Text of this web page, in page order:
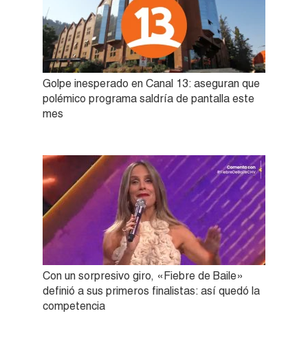
Golpe inesperado en Canal 13: aseguran que
polémico programa saldría de pantalla este
mes
Con un sorpresivo giro, «Fiebre de Baile»
definió a sus primeros finalistas: así quedó la
competencia